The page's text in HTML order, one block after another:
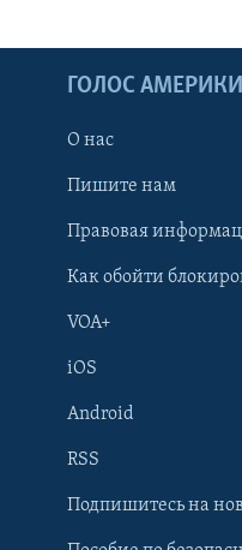
Learning English
ГОЛОС АМЕРИКИ
О нас
Пишите нам
Правовая
Как обойти
VOA+
iOS
Android
RSS
Подпишитесь на